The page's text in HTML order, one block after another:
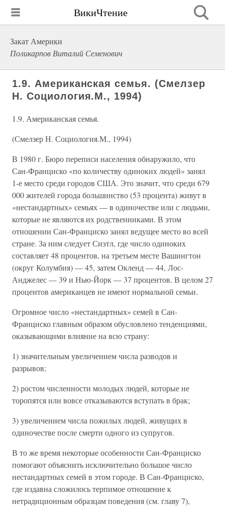
ВикиЧтение
Закат Америки
Поликарпов Виталий Семенович
1.9. Американская семья. (Смелзер
Н. Социология.М., 1994)
1.9. Американская семья.
(Смелзер Н. Социология.М., 1994)
В 1980 г. Бюро переписи населения обнаружило, что
Сан-Франциско «по количеству одиноких людей» занял
1-е место среди городов США. Это значит, что среди 679
000 жителей города большинство (53 процента) живут в
«нестандартных» семьях — в одиночестве или с людьми,
которые не являются их родственниками. В этом
отношении Сан-Франциско занял ведущее место во всей
стране. За ним следует Сиэтл, где число одиноких
составляет 48 процентов, на третьем месте Вашингтон
(округ Колумбия) — 45, затем Окленд — 44, Лос-
Анджелес — 39 и Нью-Йорк — 37 процентов. В целом 27
процентов американцев не имеют нормальной семьи.
Огромное число «нестандартных» семей в Сан-
Франциско главным образом обусловлено тенденциями,
оказывающими влияние на всю страну:
1) значительным увеличением числа разводов и
разрывов;
2) ростом численности молодых людей, которые не
торопятся или вовсе отказываются вступать в брак;
3) увеличением числа пожилых людей, живущих в
одиночестве после смерти одного из супругов.
В то же время некоторые особенности Сан-Франциско
помогают объяснить исключительно большое число
нестандартных семей в этом городе. В Сан-Франциско,
где издавна сложилось терпимое отношение к
нетрадиционным образцам поведения (см. главу 7),